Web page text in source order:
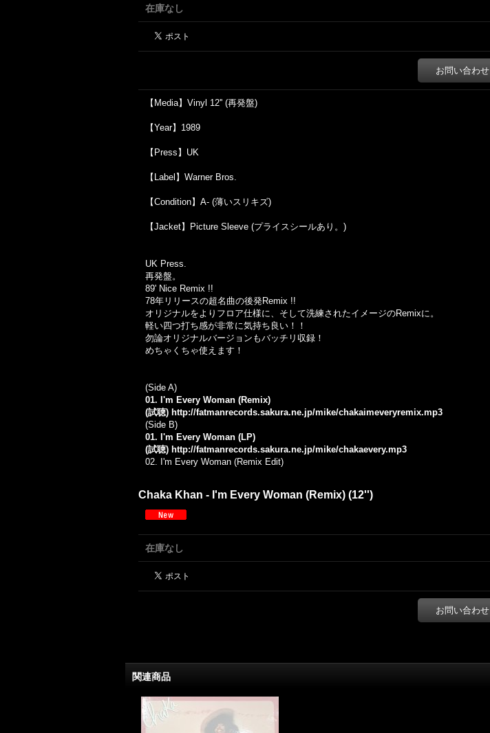
在庫なし
お問い合わせ
【Media】Vinyl 12'' (再発盤)
【Year】1989
【Press】UK
【Label】Warner Bros.
【Condition】A- (薄いスリキズ)
【Jacket】Picture Sleeve (プライスシールあり。)
UK Press.
再発盤。
89' Nice Remix !!
78年リリースの超名曲の後発Remix !!
オリジナルをよりフロア仕様に、そして洗練されたイメージのRemixに。
軽い四つ打ち感が非常に気持ち良い！！
勿論オリジナルバージョンもバッチリ収録！
めちゃくちゃ使えます！
(Side A)
01. I'm Every Woman (Remix)
(試聴) http://fatmanrecords.sakura.ne.jp/mike/chakaimeveryremix.mp3
(Side B)
01. I'm Every Woman (LP)
(試聴) http://fatmanrecords.sakura.ne.jp/mike/chakaevery.mp3
02. I'm Every Woman (Remix Edit)
Chaka Khan - I'm Every Woman (Remix) (12'')
在庫なし
お問い合わせ
関連商品